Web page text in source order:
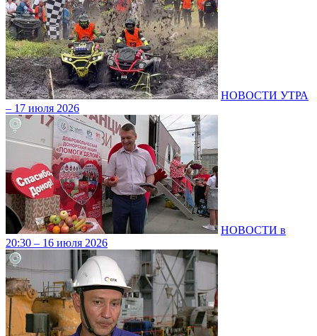
НОВОСТИ УТРА
– 17 июля 2026
НОВОСТИ в
20:30 – 16 июля 2026